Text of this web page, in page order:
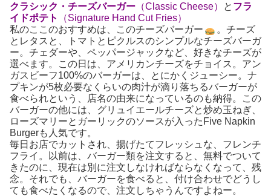
クラシック・チーズバーガー （Classic Cheese） と フラ
イドポテト
（Signature Hand Cut Fries）
私のここのおすすめは、このチーズバーガー
。チーズ
とレタスと、トマトとピクルスのシンプルなチーズバーガ
ー。チェダーや、ペッパージャックなど、好きなチーズが
選べます。この日は、アメリカンチーズをチョイス。アン
ガスビーフ100%のバーガーは、とにかくジューシー。ナ
プキンが5枚必要なくらいの肉汁が滴り落ちるバーガーが
食べられという、店名の由来になっているのも納得。この
バーガーの他には、グリュイエールチーズと炒め玉ねぎ、
ローズマリーとガーリックのソースが入ったFive Napkin
Burgerも人気です。
毎日お店でカットされ、揚げたてフレッシュな、フレンチ
フライ。以前は、バーガー類を注文すると、無料でついて
きたのに、現在は別に注文しなければならなくなって、残
念。それでも、バーガーを食べると、付け合わせでどうし
ても食べたくなるので、注文しちゃうんですよねー。